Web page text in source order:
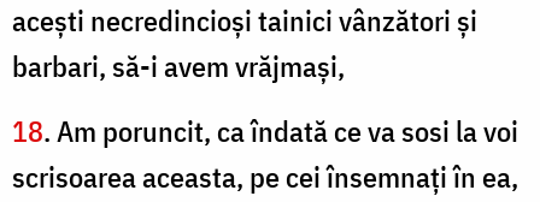
aceşti necredincioşi tainici vânzători şi
barbari, să-i avem vrăjmaşi,
18. Am poruncit, ca îndată ce va sosi la voi
scrisoarea aceasta, pe cei însemnaţi în ea,